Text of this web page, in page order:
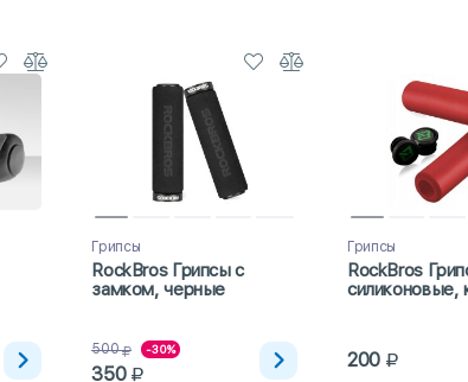
Грипсы
RockBros Грипсы с
замком, черные
500 -30%
350
Грипсы
RockBros
силиконовые,
200